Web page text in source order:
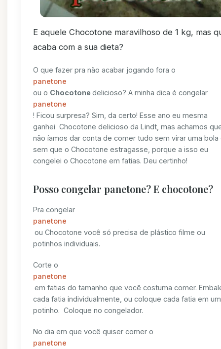
E aquele Chocotone maravilhoso de 1 kg, mas
acaba com a sua dieta?
O que fazer pra não acabar jogando fora o
panetone
ou o Chocotone delicioso? A minha dica é congelar
panetone
! Ficou surpresa? Sim, da certo! Esse ano eu mesma
ganhei Chocotone delicioso da Lindt, mas achamos
não íamos dar conta de comer tudo sem virar uma bola
sem que o Chocotone estragasse, porque a isso eu
congelei o Chocotone em fatias. Deu certinho!
Posso congelar panetone? E chocotone?
Pra congelar
panetone
ou Chocotone você só precisa de plástico filme ou
potinhos individuais.
Corte o
panetone
em fatias do tamanho que você costuma comer.
cada fatia individualmente, ou coloque cada fatia em um
potinho. Coloque no congelador.
No dia em que você quiser comer o
panetone